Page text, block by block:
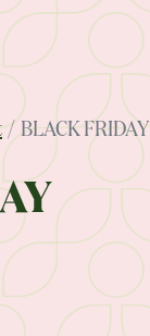
BLACK FRIDAY